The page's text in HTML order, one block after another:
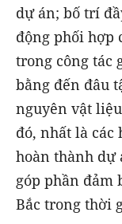
dự án; bố trí
động phối hợp
trong công tác
bằng đến đâu
nguyên vật
đó, nhất là các
hoàn thành dự
góp phần đảm
Bắc trong thời